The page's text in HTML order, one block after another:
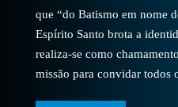
que “do Batismo em nome
Espírito Santo brota a
realiza-se como
missão para convidar todos